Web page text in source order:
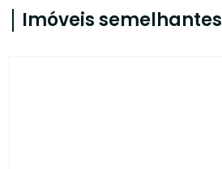
Imóveis semelhantes